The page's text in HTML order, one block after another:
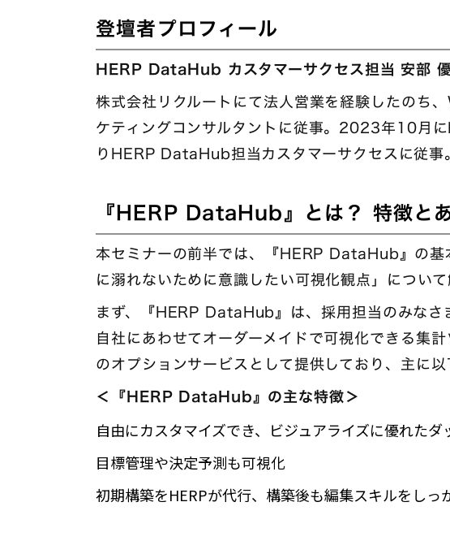
登壇者プロフィール
HERP DataHub カスタマーサクセス担当 安部
株式会社リクルートにて法人営業を経験したのち
ケティングコンサルタントに従事。2023年10月
りHERP DataHub担当カスタマーサクセスに従事。
『HERP DataHub』とは？ 特徴と
本セミナーの前半では、『HERP DataHub』の基
に溺れないために意識したい可視化観点」について
まず、『HERP DataHub』は、採用担当のみなさ
自社にあわせてオーダーメイドで可視化できる集
のオプションサービスとして提供しており、主に以
＜『HERP DataHub』の主な特徴＞
自由にカスタマイズでき、ビジュアライズに優れたダ
目標管理や決定予測も可視化
初期構築をHERPが代行、構築後も編集スキルをしっ